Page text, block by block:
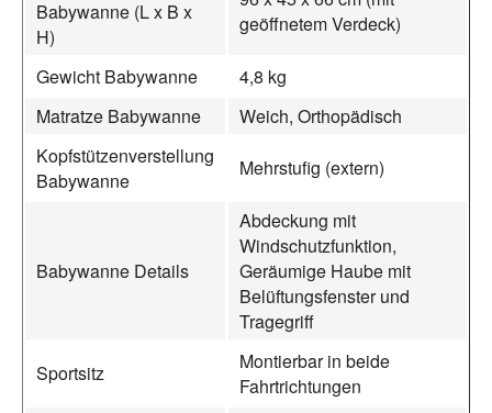
Babywanne (L x B x
H)
geöffnetem Verdeck)
Gewicht Babywanne
4,8 kg
Matratze Babywanne
Weich, Orthopädisch
Kopfstützenverstellung
Babywanne
Mehrstufig (extern)
Babywanne Details
Abdeckung mit
Windschutzfunktion,
Geräumige Haube mit
Belüftungsfenster und
Tragegriff
Sportsitz
Montierbar in beide
Fahrtrichtungen